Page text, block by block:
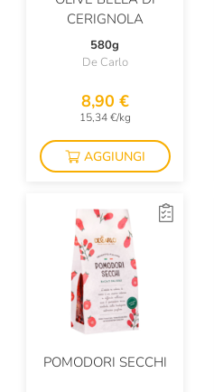
CERIGNOLA
580g
De Carlo
8,90 €
15,34 €/kg
AGGIUNGI
POMODORI SECCHI